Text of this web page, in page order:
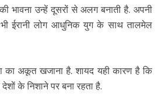
भावना उन्हें दूसरों से अलग बनाती है. अपनी
ईरानी लोग आधुनिक युग के साथ तालमेल
का अकूत खजाना है. शायद यही कारण है कि
के निशाने पर बना रहता है.